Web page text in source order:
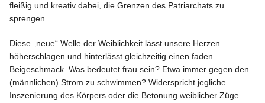
fleißig und kreativ dabei, die Grenzen des Patriarchats zu
sprengen.
Diese „neue“ Welle der Weiblichkeit lässt unsere Herzen
höherschlagen und hinterlässt gleichzeitig einen faden
Beigeschmack. Was bedeutet frau sein? Etwa immer gegen den
(männlichen) Strom zu schwimmen? Widerspricht jegliche
Inszenierung des Körpers oder die Betonung weiblicher Züge